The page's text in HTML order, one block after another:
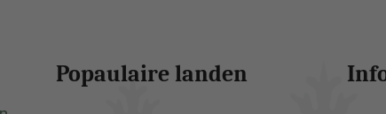
Popaulaire landen